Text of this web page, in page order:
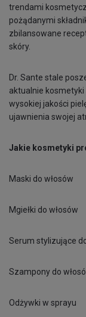
trendami
pożądanymi
zbilansowane
skóry.
Dr. Sante stale
aktualnie
wysokiej jakości
ujawnienia swojej
Jakie kosmetyki
Maski do włosów
Mgiełki do włosów
Serum stylizujące
Szampony do
Odżywki w sprayu